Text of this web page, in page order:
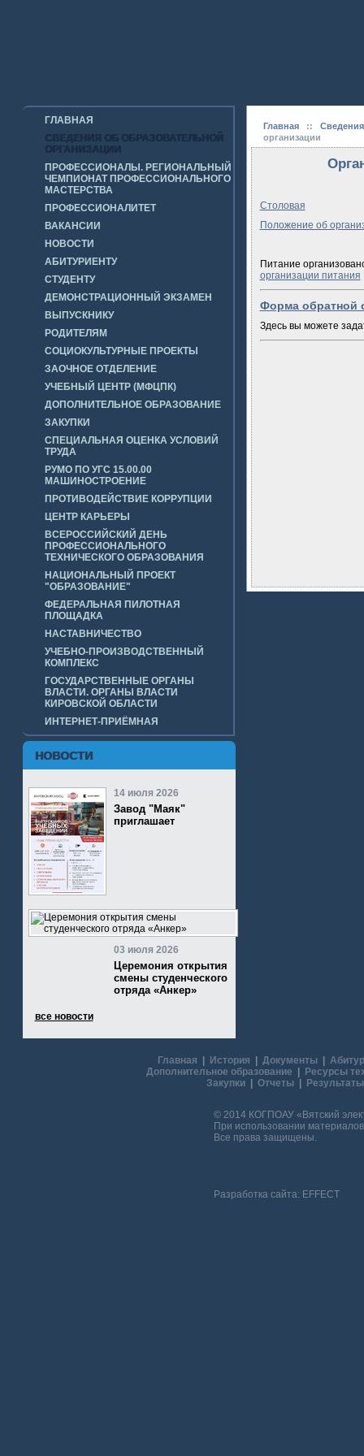
ГЛАВНАЯ
ПРОФЕССИОНАЛЫ. РЕГИОНАЛЬНЫЙ
ЧЕМПИОНАТ ПРОФЕССИОНАЛЬНОГО
МАСТЕРСТВА
ПРОФЕССИОНАЛИТЕТ
ВАКАНСИИ
НОВОСТИ
АБИТУРИЕНТУ
СТУДЕНТУ
ДЕМОНСТРАЦИОННЫЙ ЭКЗАМЕН
ВЫПУСКНИКУ
РОДИТЕЛЯМ
СОЦИОКУЛЬТУРНЫЕ ПРОЕКТЫ
ЗАОЧНОЕ ОТДЕЛЕНИЕ
УЧЕБНЫЙ ЦЕНТР (МФЦПК)
ДОПОЛНИТЕЛЬНОЕ ОБРАЗОВАНИЕ
ЗАКУПКИ
СПЕЦИАЛЬНАЯ ОЦЕНКА УСЛОВИЙ
ТРУДА
РУМО ПО УГС 15.00.00
МАШИНОСТРОЕНИЕ
ПРОТИВОДЕЙСТВИЕ КОРРУПЦИИ
ЦЕНТР КАРЬЕРЫ
ВСЕРОССИЙСКИЙ ДЕНЬ
ПРОФЕССИОНАЛЬНОГО
ТЕХНИЧЕСКОГО ОБРАЗОВАНИЯ
НАЦИОНАЛЬНЫЙ ПРОЕКТ
"ОБРАЗОВАНИЕ"
ФЕДЕРАЛЬНАЯ ПИЛОТНАЯ
ПЛОЩАДКА
НАСТАВНИЧЕСТВО
УЧЕБНО-ПРОИЗВОДСТВЕННЫЙ
КОМПЛЕКС
ГОСУДАРСТВЕННЫЕ ОРГАНЫ
ВЛАСТИ. ОРГАНЫ ВЛАСТИ
КИРОВСКОЙ ОБЛАСТИ
ИНТЕРНЕТ-ПРИЁМНАЯ
НОВОСТИ
14 июля 2026
Завод "Маяк"
приглашает
03 июля 2026
Церемония открытия
смены студенческого
отряда «Анкер»
все новости
Главная::
организации
Столовая
Положение об
Питание
организации питания
Форма обратной
Здесь вы можете
Главная История Документы|
Дополнительное образование
Ресурсы
Закупки| Отчеты|
© 2014 КОГПОАУ «Вятский
При использовании
Все права защищены.
Разработка сайта: EFFECT